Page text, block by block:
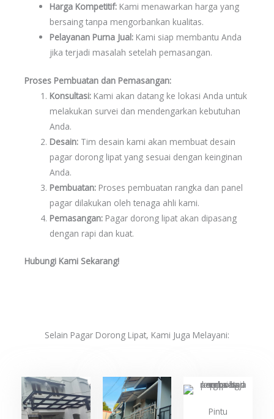
Harga Kompetitif: Kami menawarkan harga yang
bersaing tanpa mengorbankan kualitas.
Pelayanan Purna Jual: Kami siap membantu Anda
jika terjadi masalah setelah pemasangan.
Proses Pembuatan dan Pemasangan:
Konsultasi: Kami akan datang ke lokasi Anda untuk
melakukan survei dan mendengarkan kebutuhan
Anda.
Desain: Tim desain kami akan membuat desain
pagar dorong lipat yang sesuai dengan keinginan
Anda.
Pembuatan: Proses pembuatan rangka dan panel
pagar dilakukan oleh tenaga ahli kami.
Pemasangan: Pagar dorong lipat akan dipasang
dengan rapi dan kuat.
Hubungi Kami Sekarang!
Selain Pagar Dorong Lipat, Kami Juga Melayani:
Pintu